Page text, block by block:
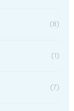
(8)
(1)
(7)